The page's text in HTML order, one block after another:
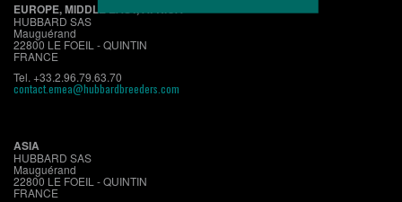
EUROPE, MIDDLE EAST, AFRICA
HUBBARD SAS
Mauguérand
22800 LE FOEIL - QUINTIN
FRANCE
Tel. +33.2.96.79.63.70
contact.emea@hubbardbreeders.com
ASIA
HUBBARD SAS
Mauguérand
22800 LE FOEIL - QUINTIN
FRANCE